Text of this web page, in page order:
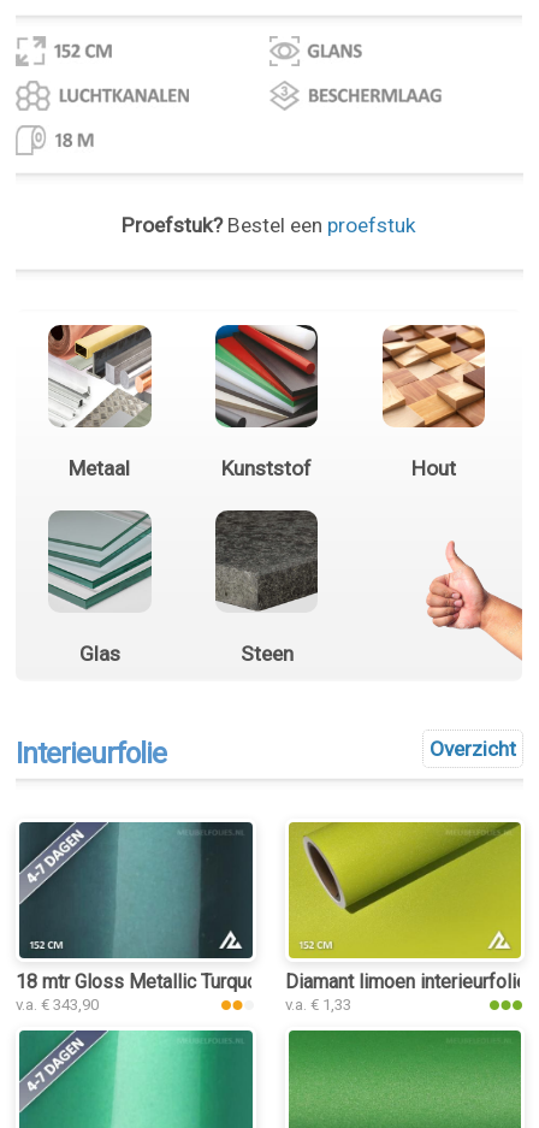
Proefstuk?Bestel een proefstuk
Metaal Kunststof Hout
Glas Steen
Overzicht
Interieurfolie
18 mtr Gloss Metallic Turquoise Green 3183 interieurfolie
v.a. € 343,90
Diamant limoen interieurfolie
v.a. € 1,33